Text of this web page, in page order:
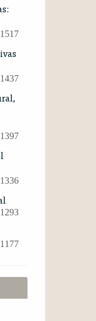
1517
1437
1397
1336
1293
1177